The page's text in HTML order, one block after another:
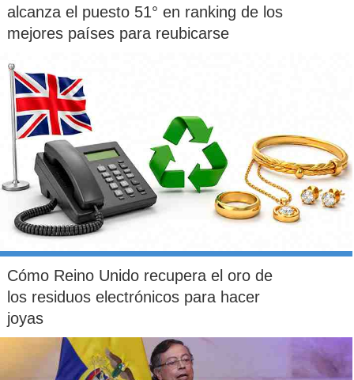
alcanza el puesto 51° en ranking de los
mejores países para reubicarse
Cómo Reino Unido recupera el oro de
los residuos electrónicos para hacer
joyas